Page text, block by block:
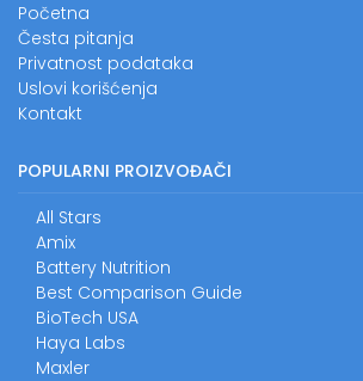
Početna
Česta pitanja
Privatnost podataka
Uslovi korišćenja
Kontakt
POPULARNI PROIZVOĐAČI
All Stars
Amix
Battery Nutrition
Best Comparison Guide
BioTech USA
Haya Labs
Maxler